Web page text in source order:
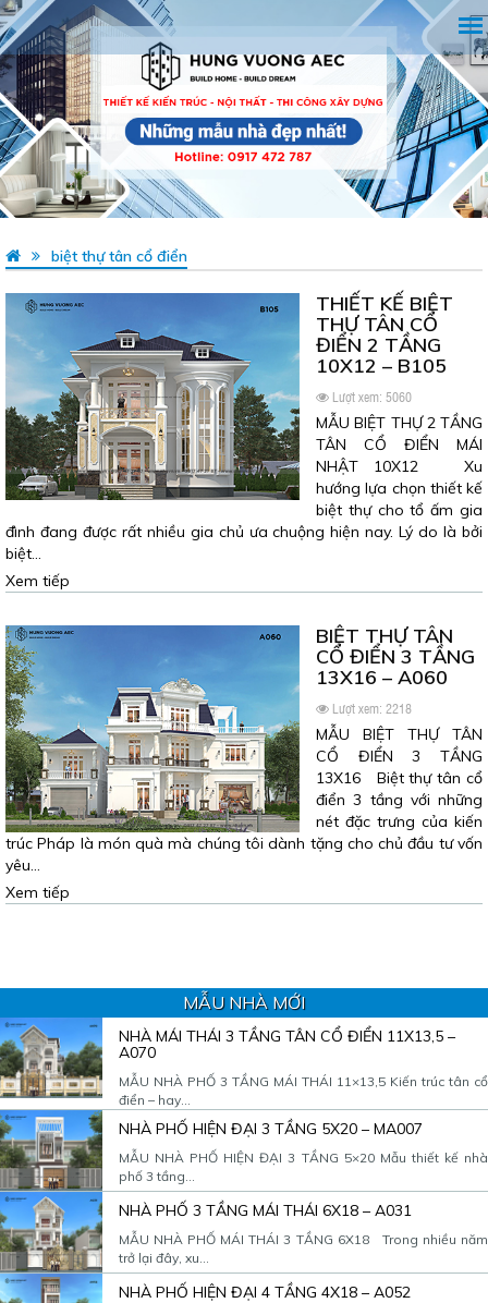
biệt thự tân cổ điển
THIẾT KẾ BIỆT
THỰ TÂN CỔ
ĐIỂN 2 TẦNG
10X12 – B105
Lượt xem: 5060
MẪU BIỆT THỰ 2 TẦNG
TÂN CỔ ĐIỂN MÁI
NHẬT 10X12 Xu
hướng lựa chọn thiết kế
biệt thự cho tổ ấm gia
đình đang được rất nhiều gia chủ ưa chuộng hiện nay. Lý do là bởi
biệt…
Xem tiếp
BIỆT THỰ TÂN
CỔ ĐIỂN 3 TẦNG
13X16 – A060
Lượt xem: 2218
MẪU BIỆT THỰ TÂN
CỔ ĐIỂN 3 TẦNG
13X16 Biệt thự tân cổ
điển 3 tầng với những
nét đặc trưng của kiến
trúc Pháp là món quà mà chúng tôi dành tặng cho chủ đầu tư vốn
yêu…
Xem tiếp
MẪU NHÀ MỚI
NHÀ MÁI THÁI 3 TẦNG TÂN CỔ ĐIỂN 11X13,5 –
A070
MẪU NHÀ PHỐ 3 TẦNG MÁI THÁI 11×13,5 Kiến trúc tân cổ
điển – hay...
NHÀ PHỐ HIỆN ĐẠI 3 TẦNG 5X20 – MA007
MẪU NHÀ PHỐ HIỆN ĐẠI 3 TẦNG 5×20 Mẫu thiết kế nhà
phố 3 tầng...
NHÀ PHỐ 3 TẦNG MÁI THÁI 6X18 – A031
MẪU NHÀ PHỐ MÁI THÁI 3 TẦNG 6X18 Trong nhiều năm
trở lại đây, xu...
NHÀ PHỐ HIỆN ĐẠI 4 TẦNG 4X18 – A052